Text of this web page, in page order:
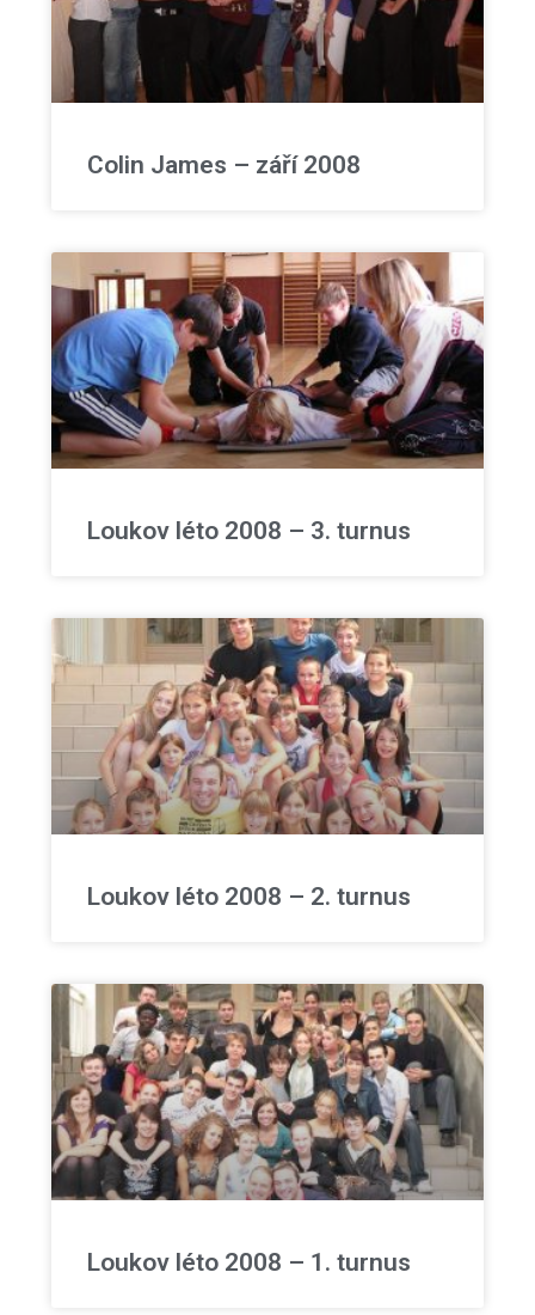
Colin James – září 2008
Loukov léto 2008 – 3. turnus
Loukov léto 2008 – 2. turnus
Loukov léto 2008 – 1. turnus